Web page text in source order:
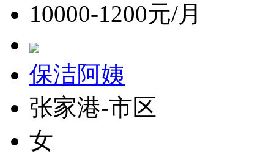
10000-1200元/月
保洁阿姨
张家港-市区
女